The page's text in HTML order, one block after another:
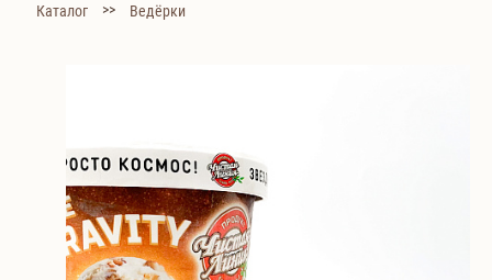
Каталог >> Ведёрки